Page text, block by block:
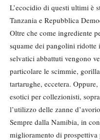
L’ecocidio di questi ultimi è
Tanzania e Repubblica
Oltre che come ingrediente
squame dei pangolini
selvatici abbattuti vengono
particolare le scimmie,
tartarughe, eccetera.
esotici per collezionisti,
l’utilizzo delle zanne
Sempre dalla Namibia, in
miglioramento di